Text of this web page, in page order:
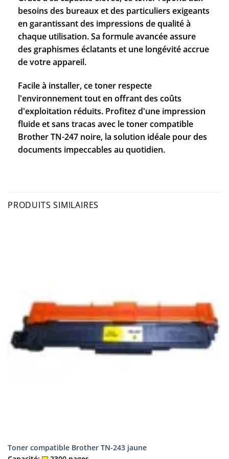
besoins des bureaux et des particuliers exigeants
en garantissant des impressions de qualité à
chaque utilisation. Sa formule avancée assure
des graphismes éclatants et une longévité accrue
de votre appareil.
Facile à installer, ce toner respecte
l'environnement tout en offrant des coûts
d'exploitation réduits. Profitez d'une impression
fluide et sans tracas avec le toner compatible
Brother TN-247 noire, la solution idéale pour des
documents impeccables au quotidien.
PRODUITS SIMILAIRES
Toner compatible Brother TN-243 jaune